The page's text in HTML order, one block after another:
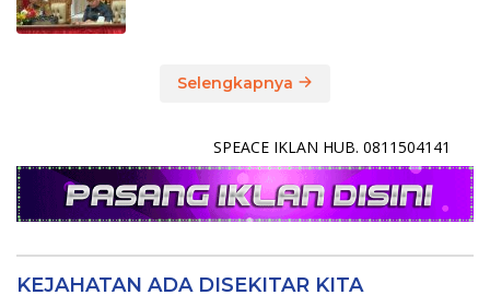
Selengkapnya
SPEACE IKLAN HUB. 0811504141
KEJAHATAN ADA DISEKITAR KITA